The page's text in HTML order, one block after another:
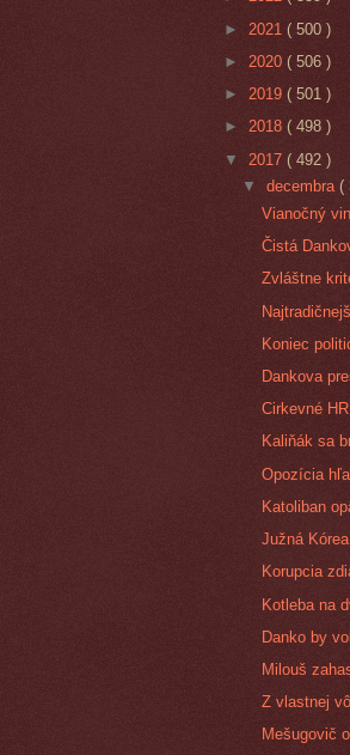
► 2021 ( 500 )
► 2020 ( 506 )
► 2019 ( 501 )
► 2018 ( 498 )
▼ 2017 ( 492 )
▼decembra(
Vianočný
Čistá
Zvláštne
Koniec
Dankova
Cirkevné HR
Kaliňák sa
Opozícia
Katoliban
Južná
Korupcia
Kotleba na
Danko by
Milouš
Z vlastnej
Mešugovič